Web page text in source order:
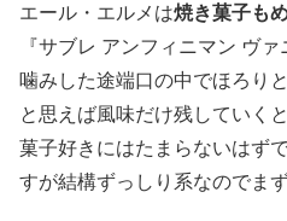
エール・エルメは焼き菓子も
『サブレ アンフィニマン ヴ
噛みした途端口の中でほろり
と思えば風味だけ残していく
菓子好きにはたまらないはず
すが結構ずっしり系なのでま